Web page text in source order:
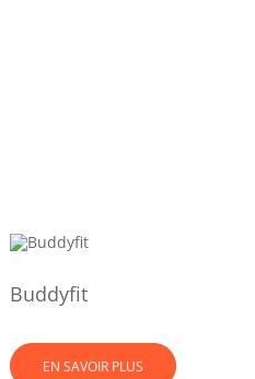
Buddyfit
EN SAVOIR PLUS